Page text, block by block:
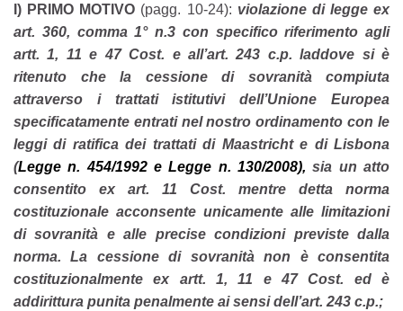
I) PRIMO MOTIVO (pagg. 10-24): violazione di legge ex
art. 360, comma 1° n.3 con specifico riferimento agli
artt. 1, 11 e 47 Cost. e all’art. 243 c.p. laddove si è
ritenuto che la cessione di sovranità compiuta
attraverso i trattati istitutivi dell’Unione Europea
specificatamente entrati nel nostro ordinamento con le
leggi di ratifica dei trattati di Maastricht e di Lisbona
(Legge n. 454/1992 e Legge n. 130/2008), sia un atto
consentito ex art. 11 Cost. mentre detta norma
costituzionale acconsente unicamente alle limitazioni
di sovranità e alle precise condizioni previste dalla
norma. La cessione di sovranità non è consentita
costituzionalmente ex artt. 1, 11 e 47 Cost. ed è
addirittura punita penalmente ai sensi dell’art. 243 c.p.;